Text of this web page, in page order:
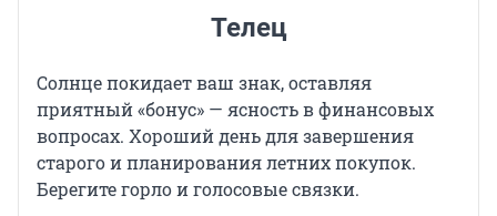
Телец
Солнце покидает ваш знак, оставляя
приятный «бонус» — ясность в финансовых
вопросах. Хороший день для завершения
старого и планирования летних покупок.
Берегите горло и голосовые связки.